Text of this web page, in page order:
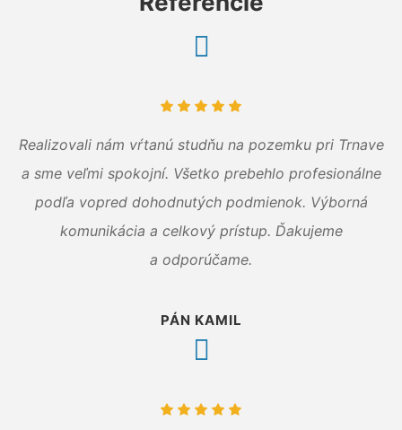
Realizovali nám vŕtanú studňu na pozemku pri Trnave
a sme veľmi spokojní. Všetko prebehlo profesionálne
podľa vopred dohodnutých podmienok. Výborná
komunikácia a celkový prístup. Ďakujeme
a odporúčame.
PÁN KAMIL